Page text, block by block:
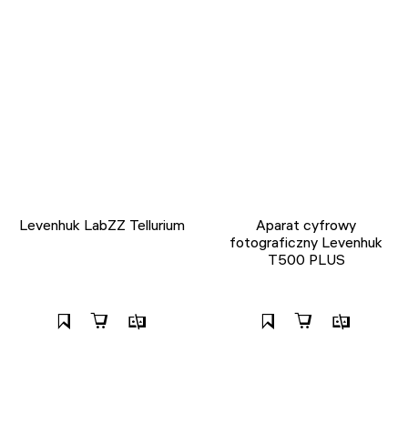
Levenhuk LabZZ Tellurium
Aparat cyfrowy
fotograficzny Levenhuk
T500 PLUS